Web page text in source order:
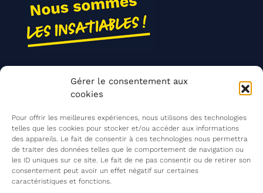
Gérer le consentement aux
cookies
Pour offrir les meilleures expériences, nous utilisons des technologies
telles que les cookies pour stocker et/ou accéder aux informations
des appareils. Le fait de consentir à ces technologies nous permettra
de traiter des données telles que le comportement de navigation ou
les ID uniques sur ce site. Le fait de ne pas consentir ou de retirer son
consentement peut avoir un effet négatif sur certaines
caractéristiques et fonctions.
Agir ensemble
Mentions légales
Politique de confidentialité